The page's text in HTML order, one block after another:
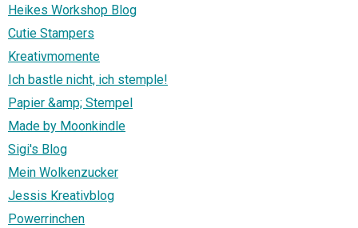
Heikes Workshop Blog
Cutie Stampers
Kreativmomente
Ich bastle nicht, ich stemple!
Papier &amp; Stempel
Made by Moonkindle
Sigi's Blog
Mein Wolkenzucker
Jessis Kreativblog
Powerrinchen